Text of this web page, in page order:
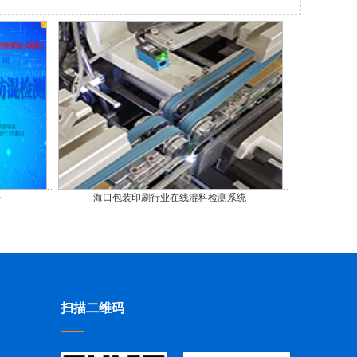
海口包装印刷行业在线混料检测系统
扫描二维码